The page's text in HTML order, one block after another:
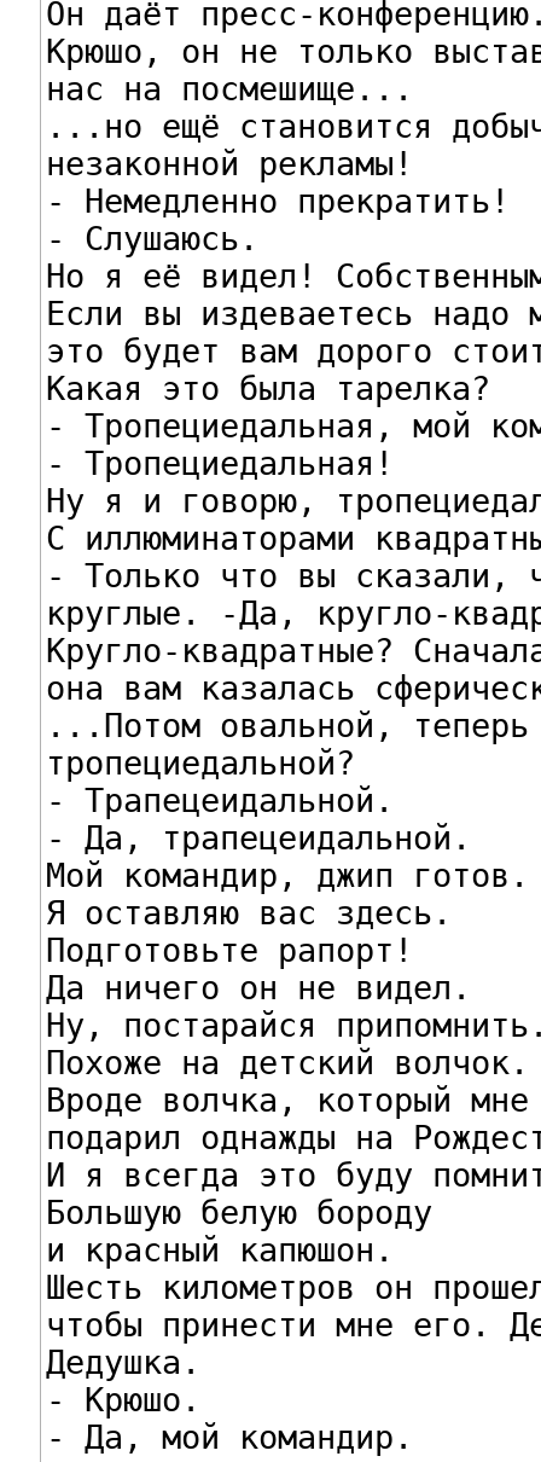
Он даёт пресс-
Крюшо, он не только
нас на посмешище...
...но ещё становится
незаконной рекламы!
- Немедленно прекратить!
- Слушаюсь.
Но я её видел!
Если вы издеваетесь надо
это будет вам дорого
Какая это была тарелка?
- Тропециедальная, мой
- Тропециедальная!
Ну я и говорю,
С иллюминаторами
- Только что вы сказали,
круглые. -Да, кругло-
Кругло-квадратные?
она вам казалась
...Потом овальной, теперь
тропециедальной?
- Трапецеидальной.
- Да, трапецеидальной.
Мой командир, джип готов.
Я оставляю вас здесь.
Подготовьте рапорт!
Да ничего он не видел.
Ну, постарайся
Похоже на детский волчок.
Вроде волчка, который мне
подарил однажды на
И я всегда это буду
Большую белую бороду
и красный капюшон.
Шесть километров он
чтобы принести мне его.
Дедушка.
- Крюшо.
- Да, мой командир.